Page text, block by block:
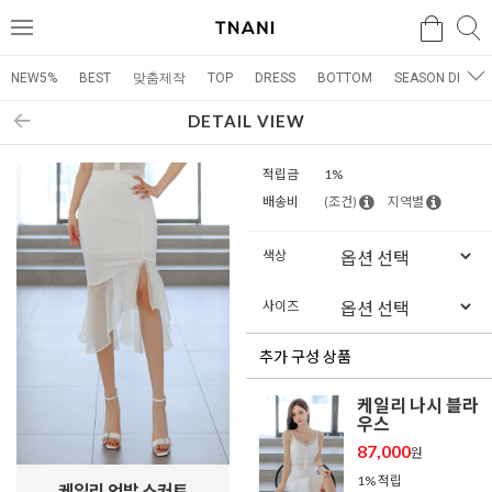
메
검색
NEW5% BEST 맞춤제작 TOP DRESS BOTTOM SEASON DRESS
DETAIL VIEW
적립금
1%
배송비
(조건) 지역별
색상
사이즈
추가 구성 상품
케일리 나시 블라
우스
87,000원
1% 적립